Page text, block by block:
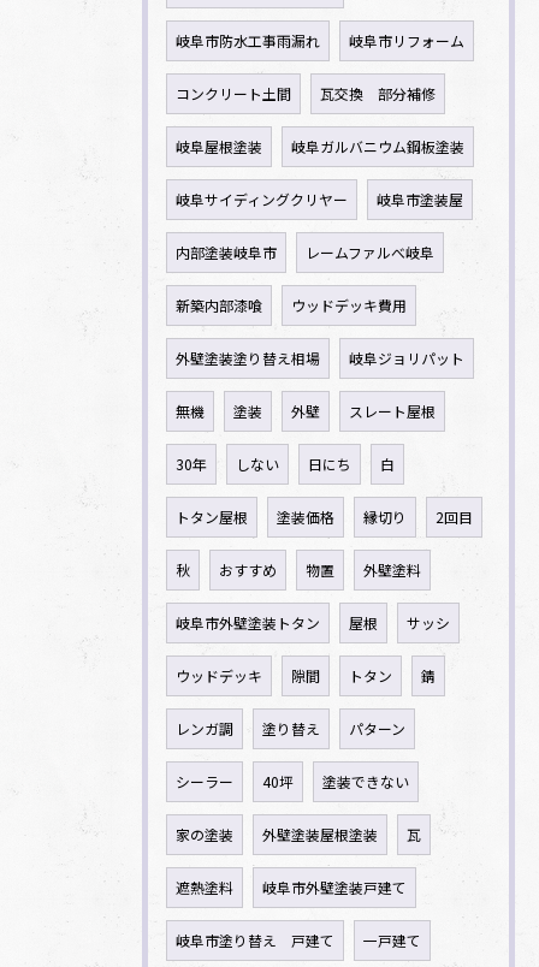
岐阜市防水工事雨漏れ 岐阜市リフォーム
コンクリート土間 瓦交換 部分補修
岐阜屋根塗装 岐阜ガルバニウム鋼板塗装
岐阜サイディングクリヤー 岐阜市塗装屋
内部塗装岐阜市 レームファルべ岐阜
新築内部漆喰 ウッドデッキ費用
外壁塗装塗り替え相場 岐阜ジョリパット
無機 塗装 外壁 スレート屋根
30年 しない 日にち 白
トタン屋根 塗装価格 縁切り 2回目
秋 おすすめ 物置 外壁塗料
岐阜市外壁塗装トタン 屋根 サッシ
ウッドデッキ 隙間 トタン 錆
レンガ調 塗り替え パターン
シーラー 40坪 塗装できない
家の塗装 外壁塗装屋根塗装 瓦
遮熱塗料 岐阜市外壁塗装戸建て
岐阜市塗り替え 戸建て 一戸建て